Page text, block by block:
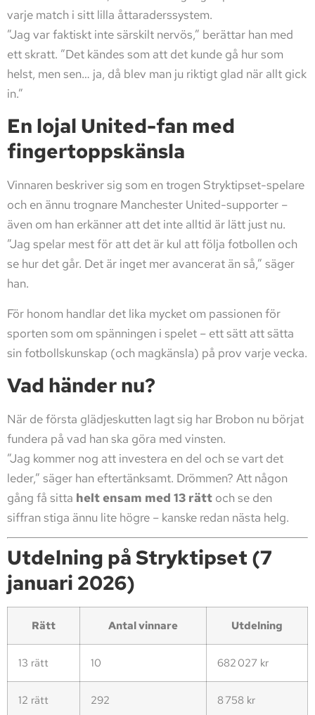
varje match i sitt lilla åttaraderssystem.
”Jag var faktiskt inte särskilt nervös,” berättar han med
ett skratt. ”Det kändes som att det kunde gå hur som
helst, men sen… ja, då blev man ju riktigt glad när allt gick
in.”
En lojal United-fan med
fingertoppskänsla
Vinnaren beskriver sig som en trogen Stryktipset-spelare
och en ännu trognare Manchester United-supporter –
även om han erkänner att det inte alltid är lätt just nu.
”Jag spelar mest för att det är kul att följa fotbollen och
se hur det går. Det är inget mer avancerat än så,” säger
han.
För honom handlar det lika mycket om passionen för
sporten som om spänningen i spelet – ett sätt att sätta
sin fotbollskunskap (och magkänsla) på prov varje vecka.
Vad händer nu?
När de första glädjeskutten lagt sig har Brobon nu börjat
fundera på vad han ska göra med vinsten.
”Jag kommer nog att investera en del och se vart det
leder,” säger han eftertänksamt. Drömmen? Att någon
gång få sitta helt ensam med 13 rätt och se den
siffran stiga ännu lite högre – kanske redan nästa helg.
Utdelning på Stryktipset (7
januari 2026)
Rätt Antal vinnare Utdelning
13 rätt 10 682 027 kr
12 rätt 292 8 758 kr